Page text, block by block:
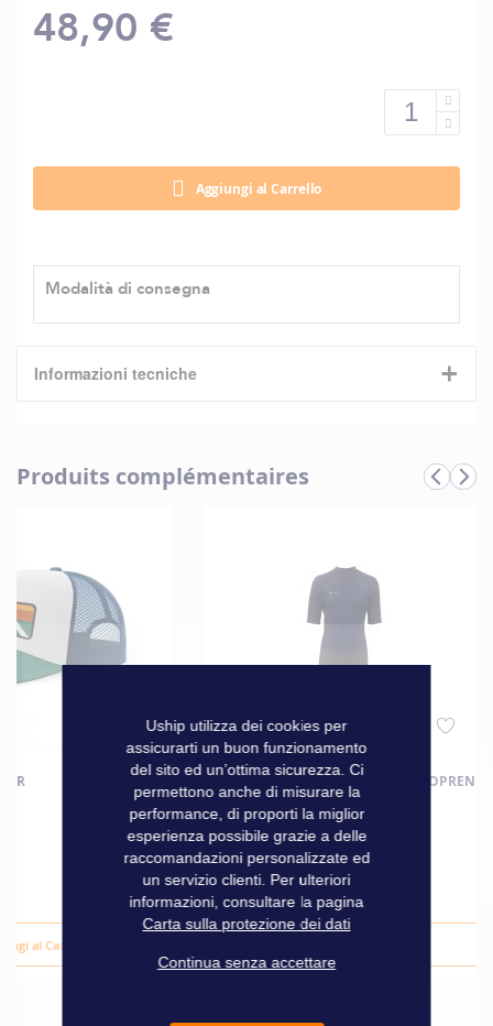
48,90 €
Aggiungi al Carrello
Modalità di consegna
Informazioni tecniche +
Informazioni
Produits complémentaires
al Carrello
MUTA HANA SHORTY - UOMO NEOPRENE
3-2MM - TAGLIA M
81,00 €
Uship utilizza dei cookies per
assicurarti un buon funzionamento
del sito ed un’ottima sicurezza. Ci
permettono anche di misurare la
performance, di proporti la miglior
esperienza possibile grazie a delle
raccomandazioni personalizzate ed
un servizio clienti. Per ulteriori
informazioni, consultare la pagina
Carta sulla protezione dei dati
Continua senza accettare